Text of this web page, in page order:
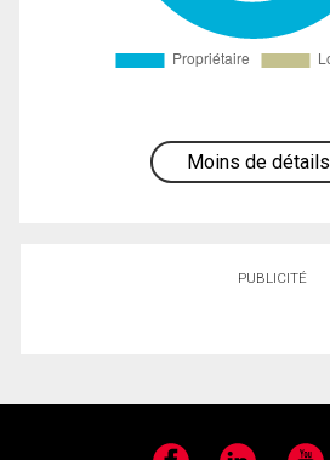
Moins de détails
PUBLICITÉ